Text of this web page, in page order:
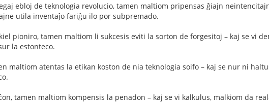
ebloj de teknologia revolucio, tamen maltiom pripensas ĝiajn
utila inventaĵo fariĝu ilo por subpremado.
pioniro, tamen maltiom li sukcesis eviti la sorton de forgesitoj – kaj se vi
la estonteco.
maltiom atentas la etikan koston de nia teknologia soifo – kaj se nur ni
tamen maltiom kompensis la penadon – kaj se vi kalkulus, malkiom da